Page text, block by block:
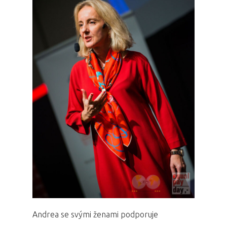
Andrea se svými ženami podporuje